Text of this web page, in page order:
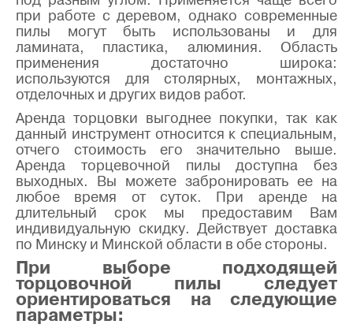
при работе с деревом, однако современные
пилы могут быть использованы и для
ламината, пластика, алюминия. Область
применения достаточно широка:
используются для столярных, монтажных,
отделочных и других видов работ.
Аренда торцовки выгоднее покупки, так как
данный инструмент относится к специальным,
отчего стоимость его значительно выше.
Аренда торцевочной пилы доступна без
выходных. Вы можете забронировать ее на
любое время от суток. При аренде на
длительный срок мы предоставим Вам
индивидуальную скидку. Действует доставка
по Минску и Минской области в обе стороны.
При выборе подходящей
торцовочной пилы следует
ориентироваться на следующие
параметры: